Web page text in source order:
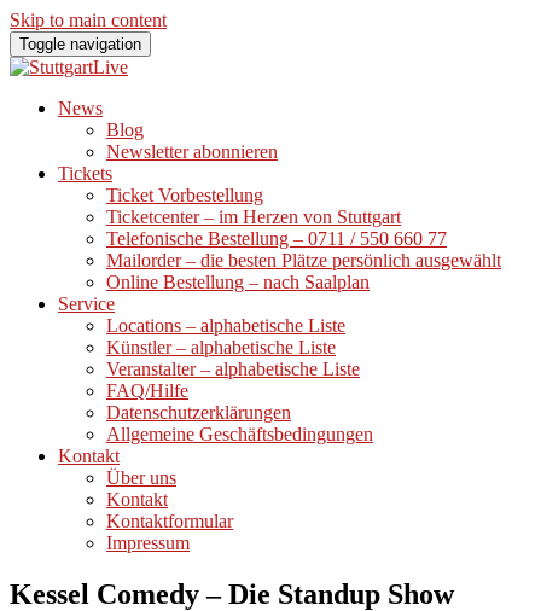
Skip to main content
Toggle navigation
News
Blog
Newsletter abonnieren
Tickets
Ticket Vorbestellung
Ticketcenter – im Herzen von Stuttgart
Telefonische Bestellung – 0711 / 550 660 77
Mailorder – die besten Plätze persönlich ausgewählt
Online Bestellung – nach Saalplan
Service
Locations – alphabetische Liste
Künstler – alphabetische Liste
Veranstalter – alphabetische Liste
FAQ/Hilfe
Datenschutzerklärungen
Allgemeine Geschäftsbedingungen
Kontakt
Über uns
Kontakt
Kontaktformular
Impressum
Kessel Comedy – Die Standup Show